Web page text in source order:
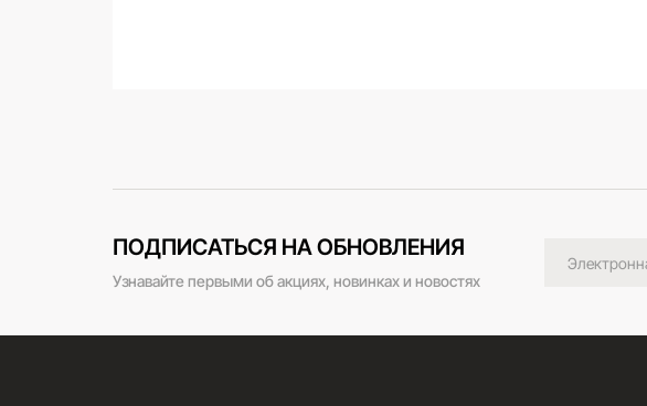
ПОДПИСАТЬСЯ НА ОБНОВЛЕНИЯ
Узнавайте первыми об акциях, новинках и новостях